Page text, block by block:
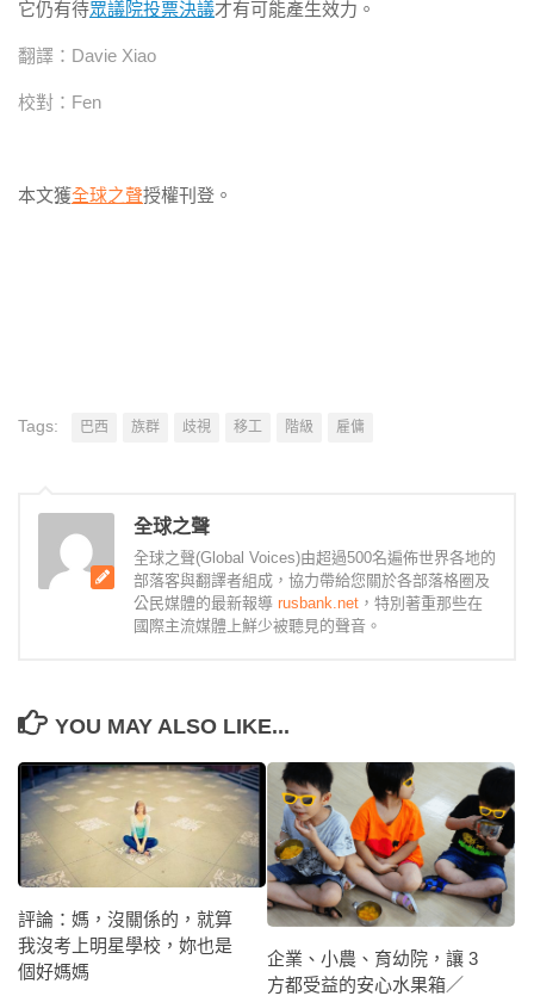
它仍有待眾議院投票決議才有可能產生效力。
翻譯：Davie Xiao
校對：Fen
本文獲全球之聲授權刊登。
Tags: 巴西 族群 歧視 移工 階級 雇傭
全球之聲
全球之聲(Global Voices)由超過500名遍佈世界各地的
部落客與翻譯者組成，協力帶給您關於各部落格圈及
公民媒體的最新報導 rusbank.net ，特別著重那些在
國際主流媒體上鮮少被聽見的聲音。
YOU MAY ALSO LIKE...
評論：媽，沒關係的，就算
我沒考上明星學校，妳也是
個好媽媽
企業、小農、育幼院，讓 3
方都受益的安心水果箱／